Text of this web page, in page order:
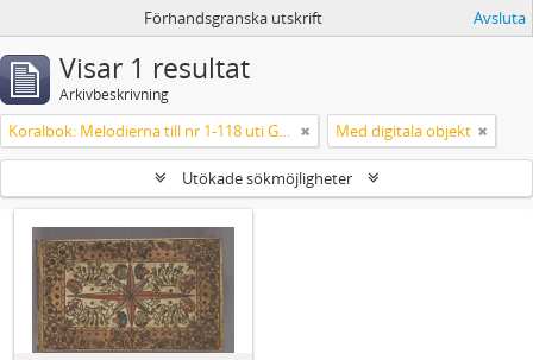
Förhandsgranska utskrift Avsluta
Visar 1 resultat
Arkivbeskrivning
Koralbok: Melodierna till nr 1-118 uti Gamla Psalmboken, enstämmigt satta Med digitala objekt
Utökade sökmöjligheter